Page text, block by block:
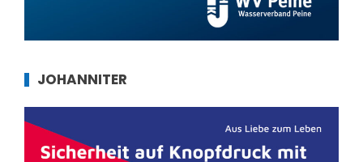
JOHANNITER